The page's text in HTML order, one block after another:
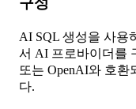
AI SQL 생성을 사용
서 AI 프로바이더를
또는 OpenAI와 호환
다.